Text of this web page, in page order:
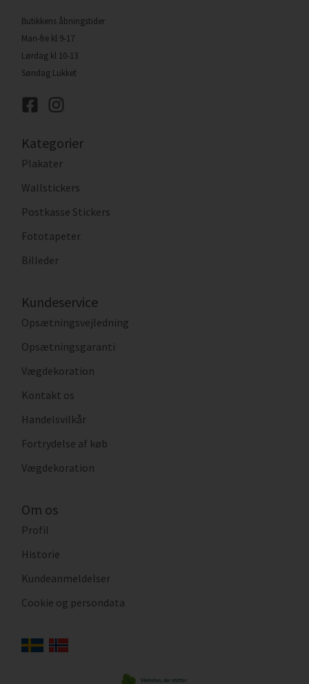
Butikkens åbningstider
Man-fre kl 9-17
Lørdag kl 10-13
Søndag Lukket
Kategorier
Plakater
Wallstickers
Postkasse Stickers
Fototapeter
Billeder
Kundeservice
Opsætningsvejledning
Opsætningsgaranti
Vægdekoration
Kontakt os
Handelsvilkår
Fortrydelse af køb
Vægdekoration
Om os
Profil
Historie
Kundeanmeldelser
Cookie og persondata